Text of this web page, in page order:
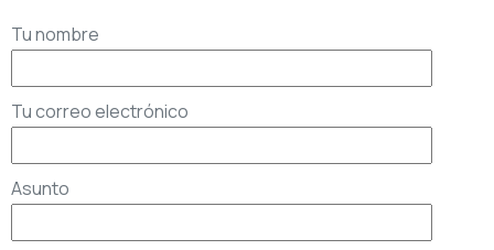
Tu nombre
Tu correo electrónico
Asunto